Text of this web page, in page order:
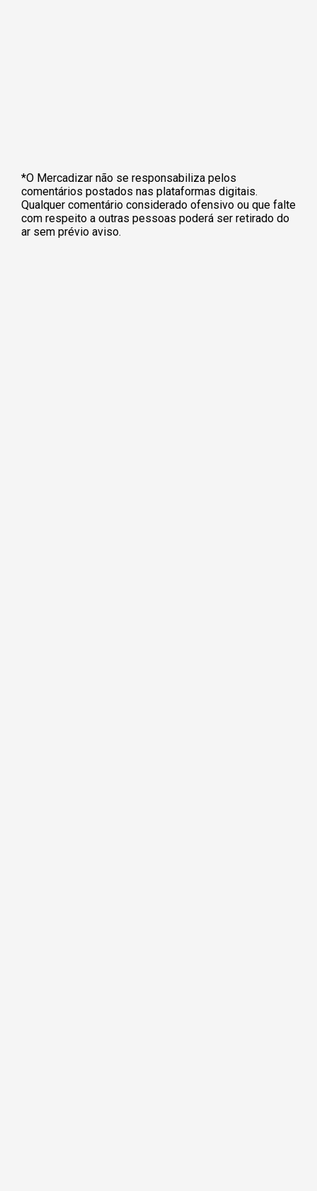
*O Mercadizar não se responsabiliza pelos
comentários postados nas plataformas digitais.
Qualquer comentário considerado ofensivo ou que falte
com respeito a outras pessoas poderá ser retirado do
ar sem prévio aviso.